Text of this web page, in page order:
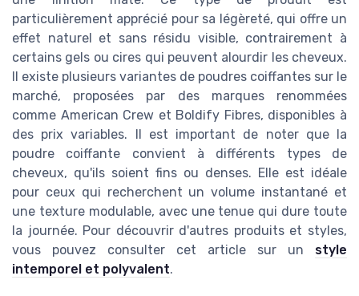
particulièrement apprécié pour sa légèreté, qui offre un
effet naturel et sans résidu visible, contrairement à
certains gels ou cires qui peuvent alourdir les cheveux.
Il existe plusieurs variantes de poudres coiffantes sur le
marché, proposées par des marques renommées
comme American Crew et Boldify Fibres, disponibles à
des prix variables. Il est important de noter que la
poudre coiffante convient à différents types de
cheveux, qu'ils soient fins ou denses. Elle est idéale
pour ceux qui recherchent un volume instantané et
une texture modulable, avec une tenue qui dure toute
la journée. Pour découvrir d'autres produits et styles,
vous pouvez consulter cet article sur un style
intemporel et polyvalent.